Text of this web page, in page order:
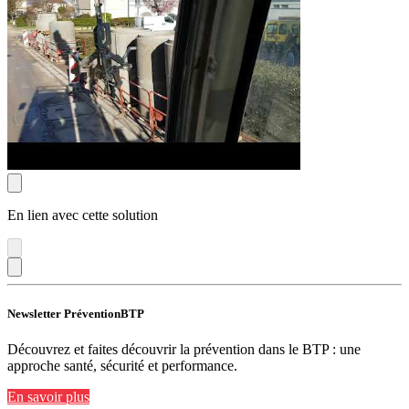
En lien avec cette solution
Newsletter PréventionBTP
Découvrez et faites découvrir la prévention dans le BTP : une
approche santé, sécurité et performance.
En savoir plus